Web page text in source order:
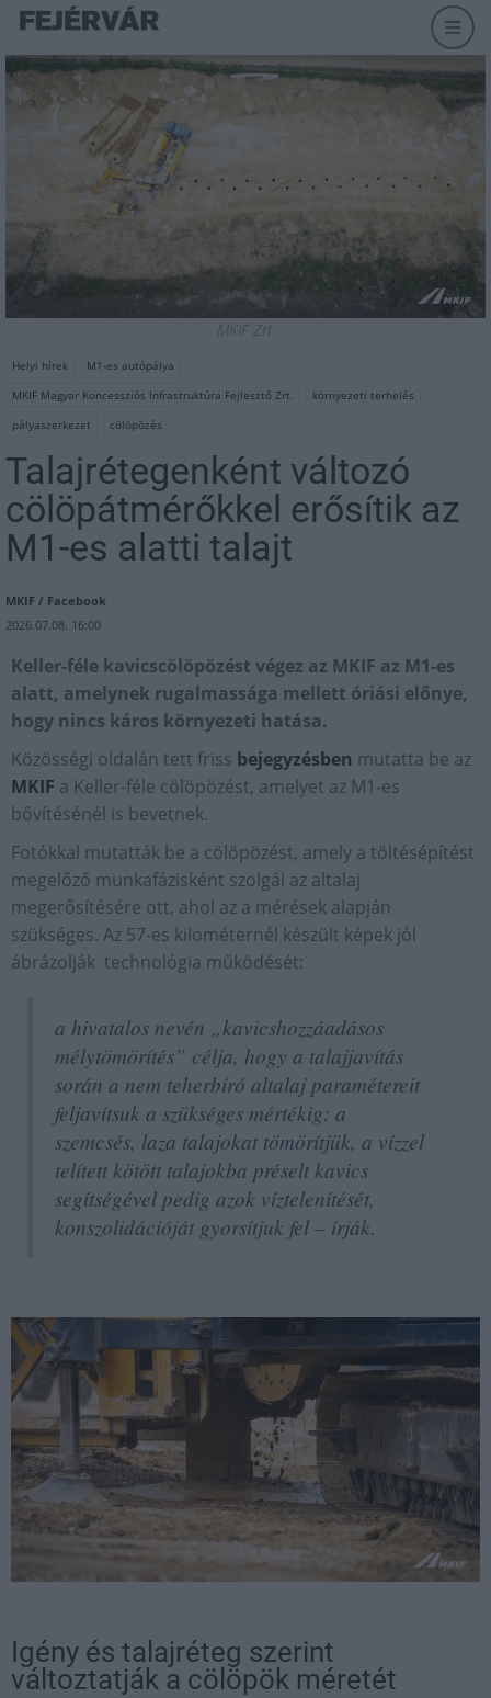
MKIF Zrt.
Helyi hírek
M1-es autópálya
MKIF Magyar Koncessziós Infrastruktúra Fejlesztő Zrt.
környezeti terhelés
pályaszerkezet
cölöpözés
Talajrétegenként változó
cölöpátmérőkkel erősítik az
M1-es alatti talajt
MKIF / Facebook
2026.07.08. 16:00
Keller-féle kavicscölöpözést végez az MKIF az M1-es
alatt, amelynek rugalmassága mellett óriási előnye,
hogy nincs káros környezeti hatása.
Közösségi oldalán tett friss bejegyzésben mutatta be az
MKIF a Keller-féle cölöpözést, amelyet az M1-es
bővítésénél is bevetnek.
Fotókkal mutatták be a cölöpözést, amely a töltésépítést
megelőző munkafázisként szolgál az altalaj
megerősítésére ott, ahol az a mérések alapján
szükséges. Az 57-es kilométernél készült képek jól
ábrázolják technológia működését:
a hivatalos nevén „kavicshozzáadásos
mélytömörítés” célja, hogy a talajjavítás
során a nem teherbíró altalaj paramétereit
feljavítsuk a szükséges mértékig: a
szemcsés, laza talajokat tömörítjük, a vízzel
telített kötött talajokba préselt kavics
segítségével pedig azok víztelenítését,
konszolidációját gyorsítjuk fel – írják.
Igény és talajréteg szerint
változtatják a cölöpök méretét